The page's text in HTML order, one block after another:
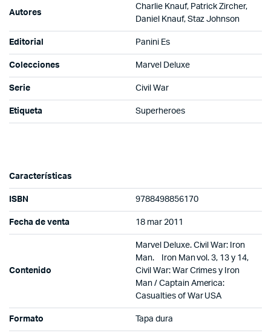
Autores
Charlie Knauf, Patrick Zircher,
Daniel Knauf, Staz Johnson
Editorial Panini Es
Colecciones Marvel Deluxe
Serie Civil War
Etiqueta Superheroes
Características
ISBN 9788498856170
Fecha de venta 18 mar 2011
Contenido
Marvel Deluxe. Civil War: Iron
Man. Iron Man vol. 3, 13 y 14,
Civil War: War Crimes y Iron
Man / Captain America:
Casualties of War USA
Formato Tapa dura